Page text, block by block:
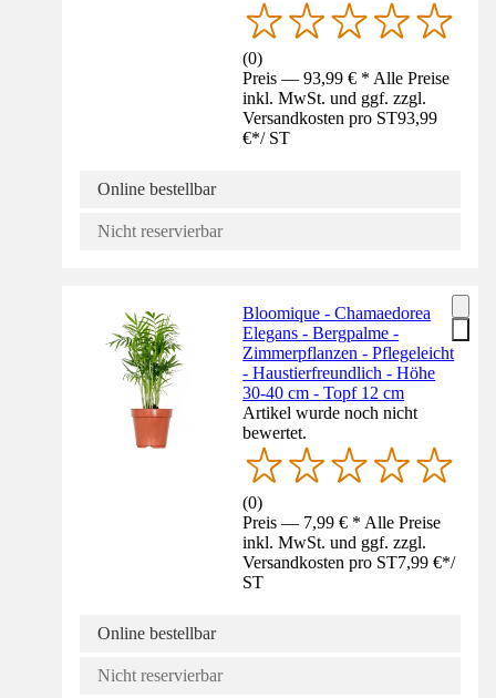
(0)
Preis — 93,99 € * Alle Preise
inkl. MwSt. und ggf. zzgl.
Versandkosten pro ST93,99
€*/ ST
Online bestellbar
Nicht reservierbar
Bloomique - Chamaedorea
Elegans - Bergpalme -
Zimmerpflanzen - Pflegeleicht
- Haustierfreundlich - Höhe
30-40 cm - Topf 12 cm
Artikel wurde noch nicht
bewertet.
(0)
Preis — 7,99 € * Alle Preise
inkl. MwSt. und ggf. zzgl.
Versandkosten pro ST7,99 €*/
ST
Online bestellbar
Nicht reservierbar